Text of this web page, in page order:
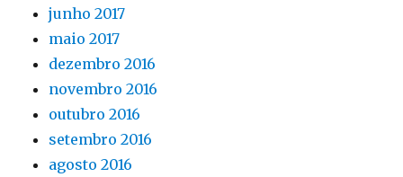
junho 2017
maio 2017
dezembro 2016
novembro 2016
outubro 2016
setembro 2016
agosto 2016